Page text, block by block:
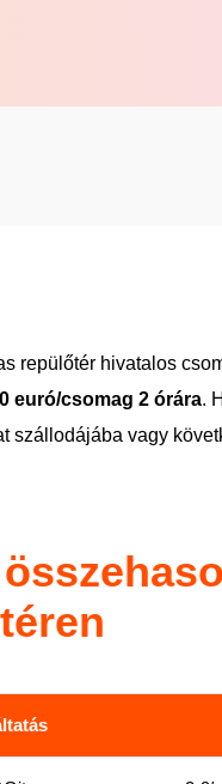
repülőtér hivatalos
euró/csomag 2 órára.
szállodájába vagy